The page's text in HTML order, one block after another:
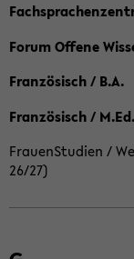
Forum Offene
Französisch / B.A.
Französisch / M.Ed.
FrauenStudien /
26/27)